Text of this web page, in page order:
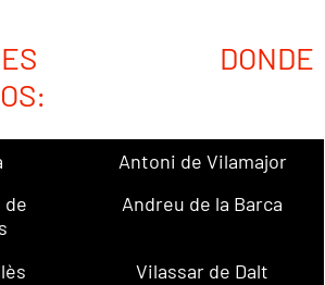
DONDE
Antoni de Vilamajor
de
Andreu de la Barca
Vilassar de Dalt